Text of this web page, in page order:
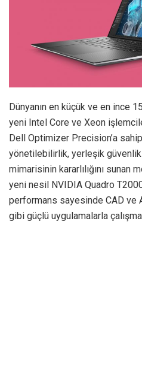
Dünyanın en küçük ve en ince
yeni Intel Core ve Xeon
Dell Optimizer Precision’a
yönetilebilirlik, yerleşik
mimarisinin kararlılığını sunan
yeni nesil NVIDIA Quadro
performans sayesinde CAD ve
gibi güçlü uygulamalarla